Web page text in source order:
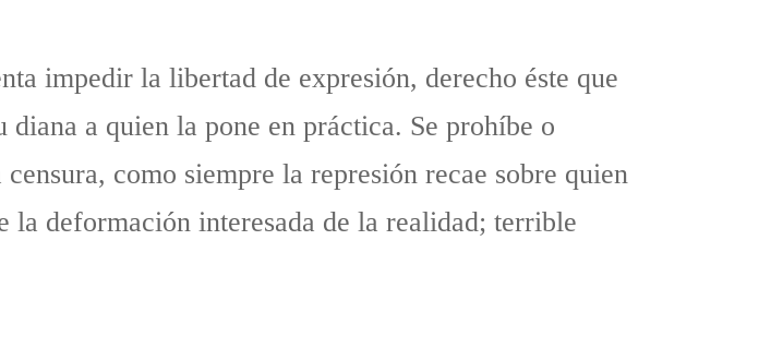
impedir la libertad de expresión, derecho éste que
a quien la pone en práctica. Se prohíbe o
como siempre la represión recae sobre quien
la deformación interesada de la realidad; terrible